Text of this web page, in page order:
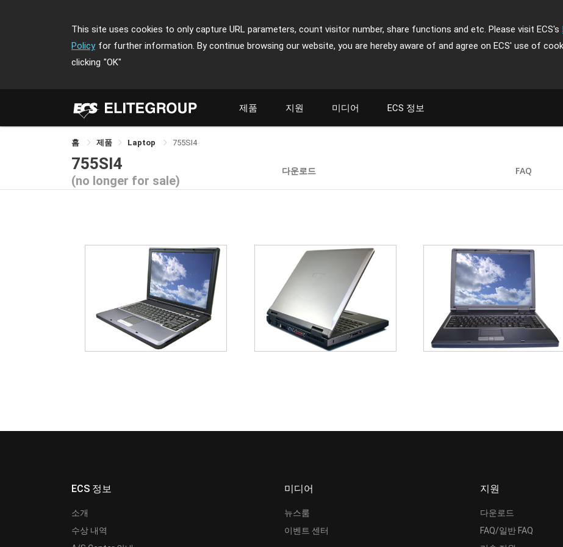
This site uses cookies to only capture URL parameters, count visitor number, share functions and etc. Please visit ECS's
Policy for further information. By continue browsing our website, you are hereby aware of and agree on ECS' use of
clicking "OK"
제품 지원 미디어 ECS 정보
홈 제품 Laptop 755SI4
755SI4
(no longer for sale)
다운로드 FAQ
ECS 정보
소개
수상 내역
미디어
뉴스룸
이벤트 센터
지원
다운로드
FAQ/일반 FAQ